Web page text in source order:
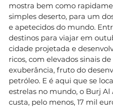
mostra bem como
simples deserto, para um
e apetecidos do mundo.
destinos para viajar em
cidade projetada e
ricos, com elevados sinais
exuberância, fruto do
petróleo. E é aqui que se
estrelas no mundo, o Burj
custa, pelo menos, 17 mil